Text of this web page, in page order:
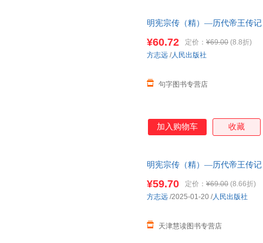
明宪宗传（精）—历代帝王传
¥60.72 定价： ¥69.00 (8.8折)
句字图书专营店
方志远 /人民出版社
加入购物车 收藏
明宪宗传（精）—历代帝王传
¥59.70 定价： ¥69.00 (8.66折)
天津慧读图书专营店
方志远 /2025-01-20 /人民出版社